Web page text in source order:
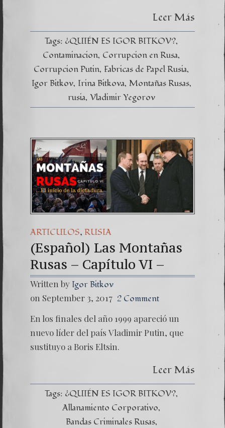
Leer Más
Tags: ¿QUIÉN ES IGOR BITKOV?
Contaminacion Corrupcion en Rusa
Corrupcion Putin Fabricas de Papel Rusia
Igor Bitkov Irina Bitkova Montañas Rusas
rusia Vladimir Yegorov
ARTICULOS, RUSIA
(Español) Las Montañas
Rusas – Capítulo VI –
Written by Igor Bitkov
on September 3, 2017 2 Comment
En los finales del año 1999 apareció un
nuevo líder del país Vladimir Putin, que
sustituyo a Boris Eltsin.
Leer Más
Tags: ¿QUIÉN ES IGOR BITKOV?
Allanamiento Corporativo
Bandas Criminales Rusas